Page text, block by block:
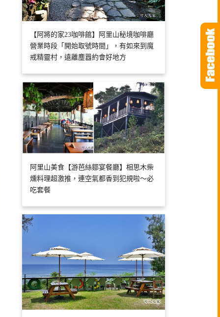
【阿將的家23咖啡館】阿里山秘境咖啡廳
營業時段「開始取號時間」，有如來到魔
戒精靈村，遠離塵囂約會好地方
阿里山美食【游芭絲鄒宴餐廳】相思木柴
燻料理超激推，連空氣都香到犯規啦～必
吃套餐